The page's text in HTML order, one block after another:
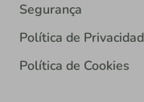
Segurança
Política de
Política de Cookies